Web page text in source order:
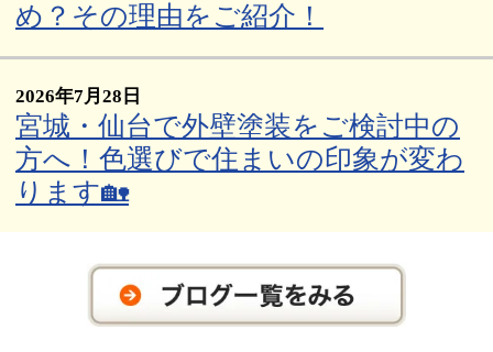
め？その理由をご紹介！
2026年7月28日
宮城・仙台で外壁塗装をご検討中の
方へ！色選びで住まいの印象が変わ
ります🏡